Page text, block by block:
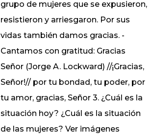
grupo de mujeres que se expusieron,
resistieron y arriesgaron. Por sus
vidas también damos gracias. -
Cantamos con gratitud: Gracias
Señor (Jorge A. Lockward) //¡Gracias,
Señor!// por tu bondad, tu poder, por
tu amor, gracias, Señor 3. ¿Cuál es la
situación hoy? ¿Cuál es la situación
de las mujeres? Ver imágenes